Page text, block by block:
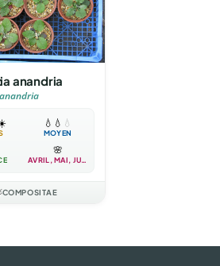
anandria
💧 💧 💧
MOYEN
🌸
AVRIL, MAI, JUIN…
COMPOSITAE